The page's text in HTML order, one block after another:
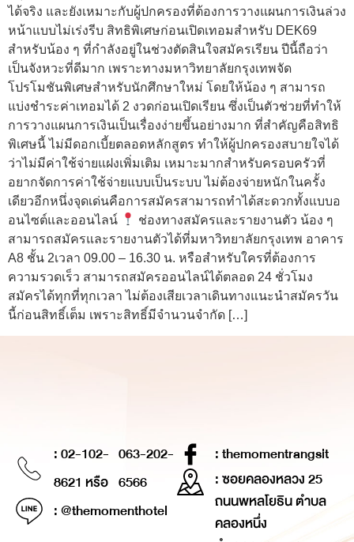
ได้จริง และยังเหมาะกับผู้ปกครองที่ต้องการวางแผนการเงินล่วง
หน้าแบบไม่เร่งรีบ สิทธิพิเศษก่อนเปิดเทอมสำหรับ DEK69
สำหรับน้อง ๆ ที่กำลังอยู่ในช่วงตัดสินใจสมัครเรียน ปีนี้ถือว่า
เป็นจังหวะที่ดีมาก เพราะทางมหาวิทยาลัยกรุงเทพจัด
โปรโมชันพิเศษสำหรับนักศึกษาใหม่ โดยให้น้อง ๆ สามารถ
แบ่งชำระค่าเทอมได้ 2 งวดก่อนเปิดเรียน ซึ่งเป็นตัวช่วยที่ทำให้
การวางแผนการเงินเป็นเรื่องง่ายขึ้นอย่างมาก ที่สำคัญคือสิทธิ
พิเศษนี้ ไม่มีดอกเบี้ยตลอดหลักสูตร ทำให้ผู้ปกครองสบายใจได้
ว่าไม่มีค่าใช้จ่ายแฝงเพิ่มเติม เหมาะมากสำหรับครอบครัวที่
อยากจัดการค่าใช้จ่ายแบบเป็นระบบ ไม่ต้องจ่ายหนักในครั้ง
เดียวอีกหนึ่งจุดเด่นคือการสมัครสามารถทำได้สะดวกทั้งแบบอ
อนไซต์และออนไลน์
ช่องทางสมัครและรายงานตัว น้อง ๆ
สามารถสมัครและรายงานตัวได้ที่มหาวิทยาลัยกรุงเทพ อาคาร
A8 ชั้น 2เวลา 09.00 – 16.30 น. หรือสำหรับใครที่ต้องการ
ความรวดเร็ว สามารถสมัครออนไลน์ได้ตลอด 24 ชั่วโมง
สมัครได้ทุกที่ทุกเวลา ไม่ต้องเสียเวลาเดินทางแนะนำสมัครวัน
นี้ก่อนสิทธิ์เต็ม เพราะสิทธิ์มีจำนวนจำกัด […]
: 02-102-
8621 หรือ
063-202-
6566
: @themomenthotel
: themomentrangsit
: ซอยคลองหลวง 25
ถนนพหลโยธิน ตำบล
คลองหนึ่ง